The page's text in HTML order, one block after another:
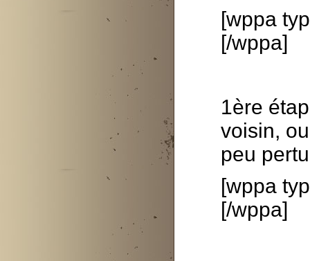
[wppa
[/wppa]
1ère
voisin,
peu
[wppa
[/wppa]